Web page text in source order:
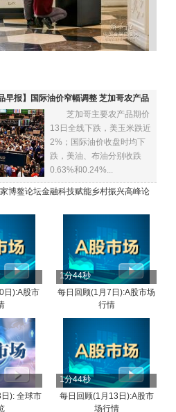
疫降级
早报】国际油价窄幅调整 芝加哥农产品
芝加哥主要农产品期价
13日全线下跌，美玉米跌近
2%；国际油价收盘时均下
跌，美油、布油分别收跌
0.63%和0.24%...
博鳌论坛金融科技赋能乡村振兴高峰论
日):A股市
1分44秒
每日回顾(1月7日):A股市场
行情
): 全球市
1分44秒
每日回顾(1月13日):A股市
场行情